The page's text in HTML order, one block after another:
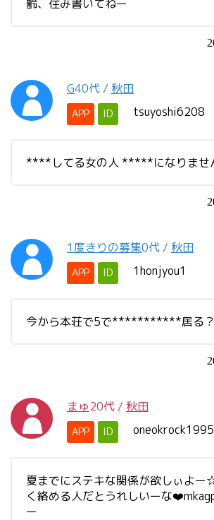
齢、住み書いてねー
G40代 / 秋田
APP ID tsuyoshi6208
****してる女の人 *****になりませ
1度きりの募集0代 / 秋田
APP ID 1honjyou1
今から本荘で5で***********居る？
まゅ20代 / 秋田
APP ID oneokrock1995
夏までにステキな関係が欲しぃよ
く絡める人だとうれしいーな
ー